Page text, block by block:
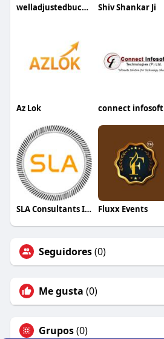
welladjustedbuckhead Shiv Shankar Ji
Az Lok connect infosoft
SLA Consultants India Fluxx Events
Seguidores(0)
Me gusta (0)
Grupos(0)